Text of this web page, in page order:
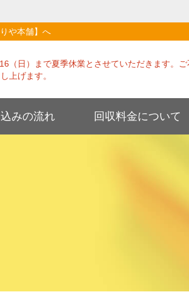
や本舗】へ
（日）まで夏季休業とさせていただきます。
上げます。
みの流れ 回収料金について